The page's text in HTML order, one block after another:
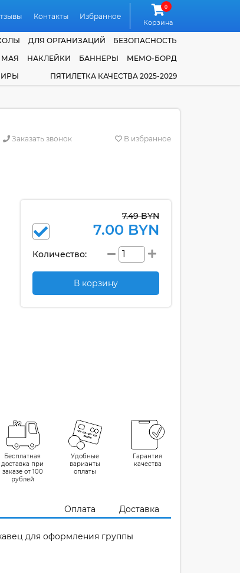
Контакты Избранное
0
Корзина
ДЛЯ ОРГАНИЗАЦИЙ
БЕЗОПАСНОСТЬ
МАЯ НАКЛЕЙКИ БАННЕРЫ
МЕМО-БОРД
ПЯТИЛЕТКА КАЧЕСТВА 2025-2029
Заказать звонок В избранное
7.49 BYN
7.00 BYN
Количество:
В корзину
Бесплатная
доставка при
заказе от 100
рублей
Удобные
варианты
оплаты
Гарантия
качества
Оплата Доставка
для оформления группы